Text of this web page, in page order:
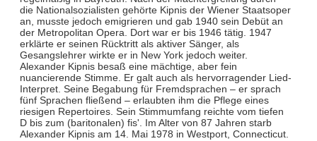
die Nationalsozialisten gehörte Kipnis der Wiener Staatsoper
an, musste jedoch emigrieren und gab 1940 sein Debüt an
der Metropolitan Opera. Dort war er bis 1946 tätig. 1947
erklärte er seinen Rücktritt als aktiver Sänger, als
Gesangslehrer wirkte er in New York jedoch weiter.
Alexander Kipnis besaß eine mächtige, aber fein
nuancierende Stimme. Er galt auch als hervorragender Lied-
Interpret. Seine Begabung für Fremdsprachen – er sprach
fünf Sprachen fließend – erlaubten ihm die Pflege eines
riesigen Repertoires. Sein Stimmumfang reichte vom tiefen
D bis zum (baritonalen) fis'. Im Alter von 87 Jahren starb
Alexander Kipnis am 14. Mai 1978 in Westport, Connecticut.